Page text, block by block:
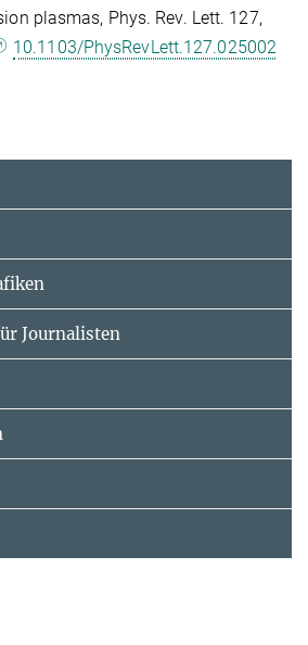
plasmas, Phys. Rev. Lett. 127,
10.1103/PhysRevLett.127.025002
Journalisten